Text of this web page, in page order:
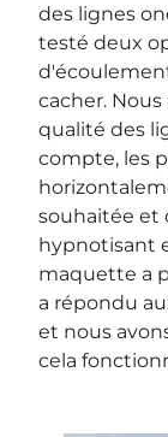
des lignes
testé deux
cacher.
qualité des
compte, les
souhaitée et
hypnotisant
maquette a
a répondu
et nous
cela